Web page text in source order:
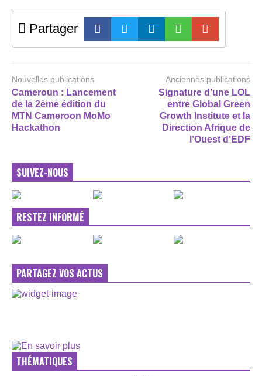
Partager
Nouvelles publications
Cameroun : Lancement
de la 2ème édition du
MTN Cameroon MoMo
Hackathon
Anciennes publications
Signature d’une LOL
entre Global Green
Growth Institute et la
Direction Afrique de
l’Ouest d’EDF
SUIVEZ-NOUS
RESTEZ INFORMÉ
PARTAGEZ VOS ACTUS
THÉMATIQUES